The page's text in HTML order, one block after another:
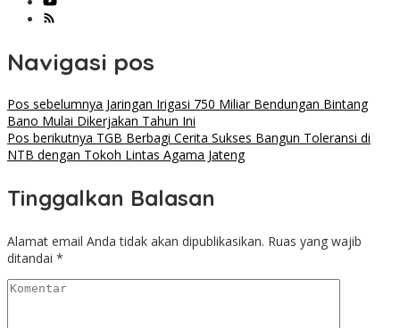
Navigasi pos
Pos sebelumnya Jaringan Irigasi 750 Miliar Bendungan Bintang
Bano Mulai Dikerjakan Tahun Ini
Pos berikutnya TGB Berbagi Cerita Sukses Bangun Toleransi di
NTB dengan Tokoh Lintas Agama Jateng
Tinggalkan Balasan
Alamat email Anda tidak akan dipublikasikan. Ruas yang wajib
ditandai *